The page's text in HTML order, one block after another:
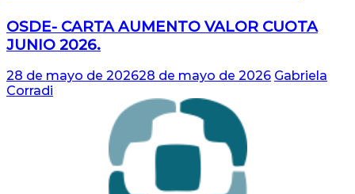
OSDE- CARTA AUMENTO VALOR CUOTA
JUNIO 2026.
28 de mayo de 202628 de mayo de 2026 Gabriela
Corradi